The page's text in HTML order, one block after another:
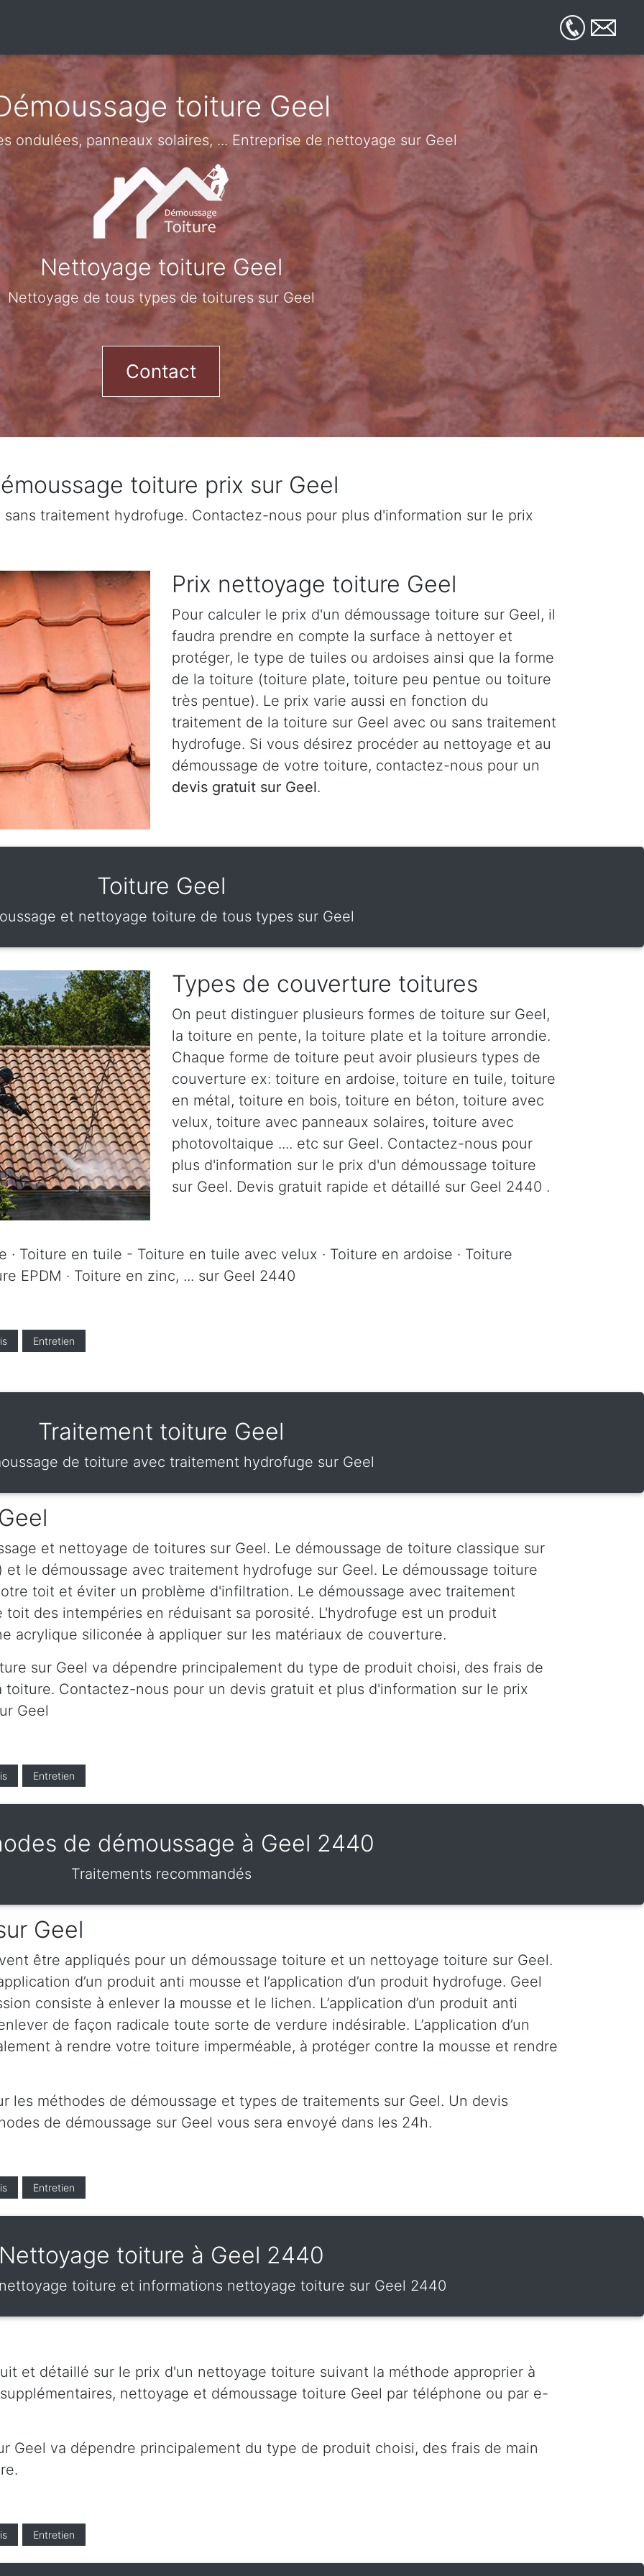
toiture Geel
ondulées, panneaux solaires, ... Entreprise de nettoyage sur Geel
Nettoyage toiture Geel
Nettoyage de tous types de toitures sur Geel
Contact
toiture prix sur Geel
traitement hydrofuge. Contactez-nous pour plus d'information sur le prix
Prix nettoyage toiture Geel
Pour calculer le prix d'un démoussage toiture sur Geel, il
faudra prendre en compte la surface à nettoyer et
protéger, le type de tuiles ou ardoises ainsi que la forme
de la toiture (toiture plate, toiture peu pentue ou toiture
très pentue). Le prix varie aussi en fonction du
traitement de la toiture sur Geel avec ou sans traitement
hydrofuge. Si vous désirez procéder au nettoyage et au
démoussage de votre toiture, contactez-nous pour un
devis gratuit sur Geel.
Toiture Geel
et nettoyage toiture de tous types sur Geel
Types de couverture toitures
On peut distinguer plusieurs formes de toiture sur Geel,
la toiture en pente, la toiture plate et la toiture arrondie.
Chaque forme de toiture peut avoir plusieurs types de
couverture ex: toiture en ardoise, toiture en tuile, toiture
en métal, toiture en bois, toiture en béton, toiture avec
velux, toiture avec panneaux solaires, toiture avec
photovoltaique .... etc sur Geel. Contactez-nous pour
plus d'information sur le prix d'un démoussage toiture
sur Geel. Devis gratuit rapide et détaillé sur Geel 2440 .
· Toiture en tuile - Toiture en tuile avec velux · Toiture en ardoise · Toiture
EPDM · Toiture en zinc, ... sur Geel 2440
Entretien
Traitement toiture Geel
de toiture avec traitement hydrofuge sur Geel
et nettoyage de toitures sur Geel. Le démoussage de toiture classique sur
le démoussage avec traitement hydrofuge sur Geel. Le démoussage toiture
toit et éviter un problème d'infiltration. Le démoussage avec traitement
des intempéries en réduisant sa porosité. L'hydrofuge est un produit
acrylique siliconée à appliquer sur les matériaux de couverture.
sur Geel va dépendre principalement du type de produit choisi, des frais de
Contactez-nous pour un devis gratuit et plus d'information sur le prix
Geel
Entretien
de démoussage à Geel 2440
Traitements recommandés
Geel
être appliqués pour un démoussage toiture et un nettoyage toiture sur Geel.
d’un produit anti mousse et l’application d’un produit hydrofuge. Geel
consiste à enlever la mousse et le lichen. L’application d’un produit anti
de façon radicale toute sorte de verdure indésirable. L’application d’un
à rendre votre toiture imperméable, à protéger contre la mousse et rendre
les méthodes de démoussage et types de traitements sur Geel. Un devis
de démoussage sur Geel vous sera envoyé dans les 24h.
Entretien
toiture à Geel 2440
toiture et informations nettoyage toiture sur Geel 2440
et détaillé sur le prix d'un nettoyage toiture suivant la méthode approprier à
nettoyage et démoussage toiture Geel par téléphone ou par e-
Geel va dépendre principalement du type de produit choisi, des frais de main
Entretien